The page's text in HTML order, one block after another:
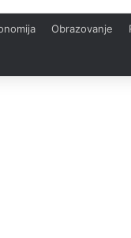
Obrazovanje